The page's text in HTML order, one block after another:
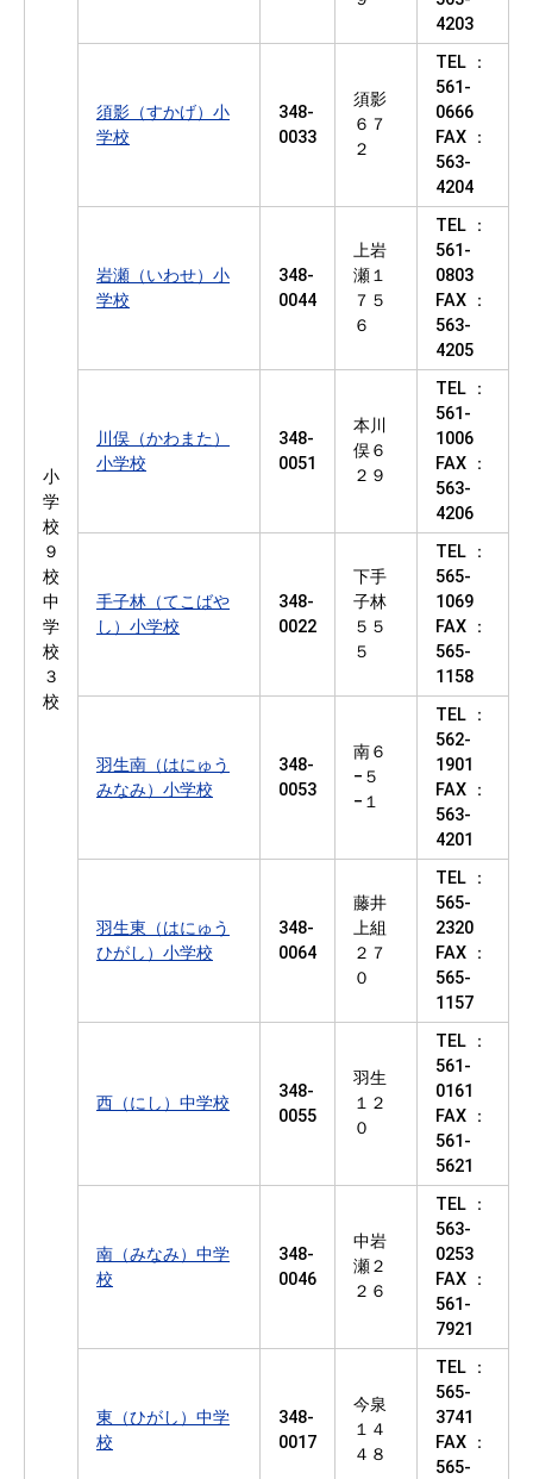
小
学
校
９
校
中
学
校
３
校
4203
須影（すかげ）小
学校
348-
0033
須影
６７
２
TEL ：
561-
0666
FAX ：
563-
4204
岩瀬（いわせ）小
学校
348-
0044
上岩
瀬１
７５
６
TEL ：
561-
0803
FAX ：
563-
4205
川俣（かわまた）
小学校
348-
0051
本川
俣６
２９
TEL ：
561-
1006
FAX ：
563-
4206
手子林（てこばや
し）小学校
348-
0022
下手
子林
５５
５
TEL ：
565-
1069
FAX ：
565-
1158
羽生南（はにゅう
みなみ）小学校
348-
0053
南６
−５
−１
TEL ：
562-
1901
FAX ：
563-
4201
羽生東（はにゅう
ひがし）小学校
348-
0064
藤井
上組
２７
０
TEL ：
565-
2320
FAX ：
565-
1157
西（にし）中学校
348-
0055
羽生
１２
０
TEL ：
561-
0161
FAX ：
561-
5621
南（みなみ）中学
校
348-
0046
中岩
瀬２
２６
TEL ：
563-
0253
FAX ：
561-
7921
東（ひがし）中学
校
348-
0017
今泉
１４
４８
TEL ：
565-
3741
FAX ：
565-